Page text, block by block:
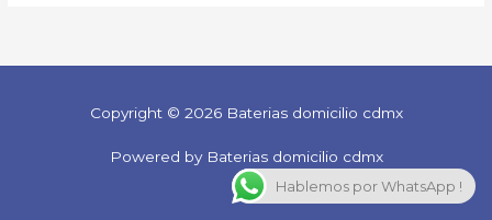
Copyright © 2026 Baterias domicilio cdmx
Powered by Baterias domicilio cdmx
Hablemos por WhatsApp !